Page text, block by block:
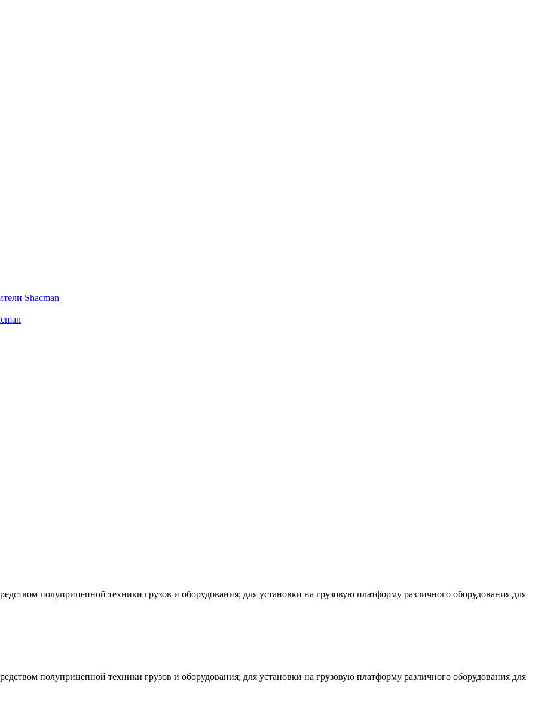
Shacman
полуприцепной техники грузов и оборудования; для установки на грузовую платформу различного оборудования для
полуприцепной техники грузов и оборудования; для установки на грузовую платформу различного оборудования для